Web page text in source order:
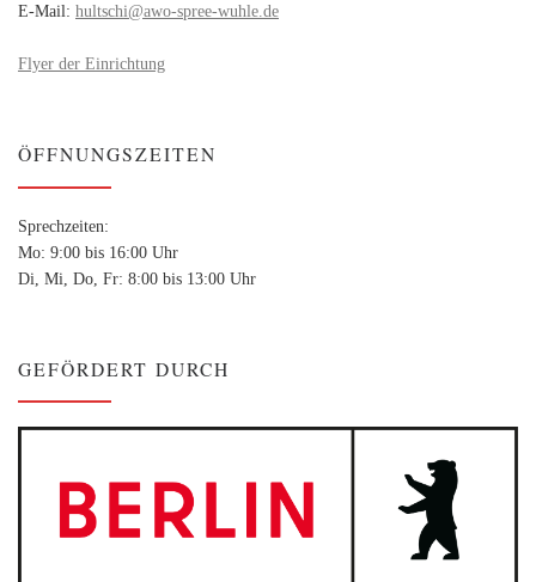
E-Mail: hultschi@awo-spree-wuhle.de
Flyer der Einrichtung
ÖFFNUNGSZEITEN
Sprechzeiten:
Mo: 9:00 bis 16:00 Uhr
Di, Mi, Do, Fr: 8:00 bis 13:00 Uhr
GEFÖRDERT DURCH